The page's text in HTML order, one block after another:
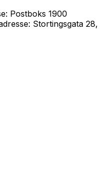
Postboks 1900
Stortingsgata 28,